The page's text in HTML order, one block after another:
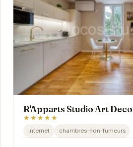
R'Apparts Studio Art Deco
★★★★★
internet chambres-non-fumeurs